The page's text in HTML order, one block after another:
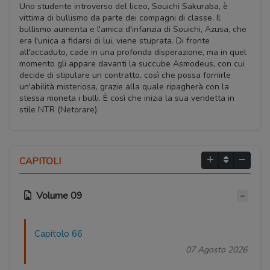
Uno studente introverso del liceo, Souichi Sakuraba, è
vittima di bullismo da parte dei compagni di classe. Il
bullismo aumenta e l'amica d'infanzia di Souichi, Azusa, che
era l'unica a fidarsi di lui, viene stuprata. Di fronte
all'accaduto, cade in una profonda disperazione, ma in quel
momento gli appare davanti la succube Asmodeus, con cui
decide di stipulare un contratto, così che possa fornirle
un'abilità misteriosa, grazie alla quale ripagherà con la
stessa moneta i bulli. È così che inizia la sua vendetta in
stile NTR (Netorare).
CAPITOLI
Volume 09
Capitolo 66
07 Agosto 2026